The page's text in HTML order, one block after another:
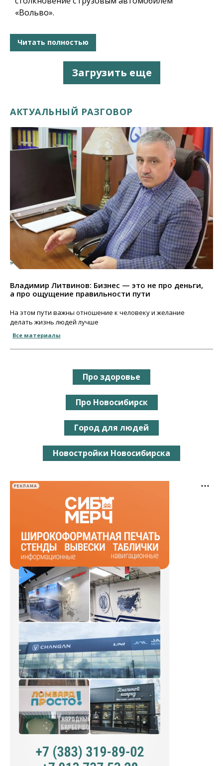
«Вольво».
Читать полностью
Загрузить еще
АКТУАЛЬНЫЙ РАЗГОВОР
Владимир Литвинов: Бизнес — это не про деньги,
а про ощущение правильности пути
На этом пути важны отношение к человеку и желание
делать жизнь людей лучше
Все материалы
Про здоровье
Про Новосибирск
Город для людей
Новостройки Новосибирска
РЕКЛАМА